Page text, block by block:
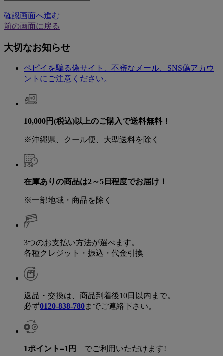
確認画面へ進む
前の画面に戻る
大切なお知らせ
ペピイを騙る偽サイト、不審なメール、SNS偽アカウ
ントにご注意ください。
10,000円(税込)以上のご購入で送料無料！
※沖縄県、クール便、大型送料を除く
在庫ありの商品は2～5日程度でお届け！
※一部地域・商品を除く
3つのお支払い方法が選べます。
各種クレジット・振込・代金引換
返品・交換は、商品到着後10日以内まで。
必ず0120-838-780までご連絡下さい。
1ポイント=1円 でご利用いただけます!